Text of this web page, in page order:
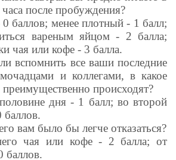
после пробуждения?
баллов; менее плотный - 1 балл;
вареным яйцом - 2 балла;
чая или кофе - 3 балла.
вспомнить все ваши последние
и коллегами, в какое
происходят?
дня - 1 балл; во второй
баллов.
вам было бы легче отказаться?
чая или кофе - 2 балла; от
баллов.